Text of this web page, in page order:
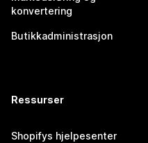
konvertering
Butikkadministrasjon
Ressurser
Shopifys hjelpesenter